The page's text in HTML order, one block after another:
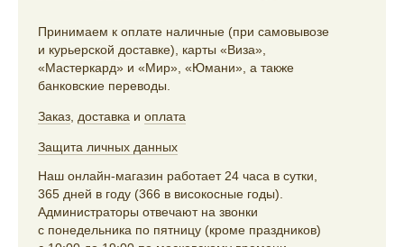
Принимаем к оплате наличные (при самовывозе
и курьерской доставке), карты «Виза»,
«Мастеркард» и «Мир», «Юмани», а также
банковские переводы.
Заказ доставка и оплата
Защита личных данных
Наш онлайн-магазин работает 24 часа в сутки,
365 дней в году (366 в високосные годы).
Администраторы отвечают на звонки
с понедельника по пятницу (кроме праздников)